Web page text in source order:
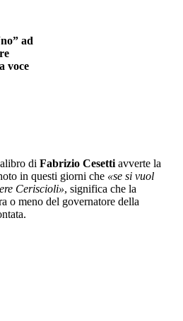
ad
voce
di Fabrizio Cesetti avverte la
in questi giorni che «se si vuol
Ceriscioli», significa che la
o meno del governatore della